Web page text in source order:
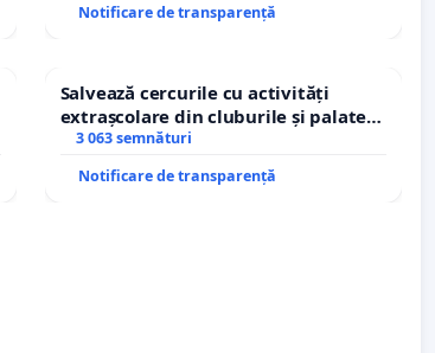
Notificare de transparență
Salvează cercurile cu activități
extrașcolare din cluburile și palatele
copiilor
3 063 semnături
Notificare de transparență